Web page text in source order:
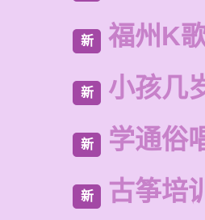
新 福州K
新 小孩几
新 学通俗
新 古筝培